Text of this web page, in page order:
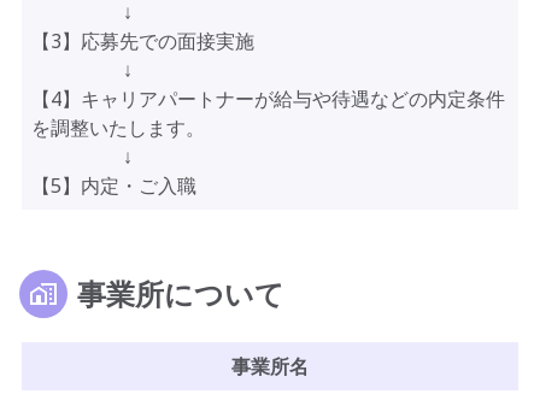
↓
【3】応募先での面接実施
↓
【4】キャリアパートナーが給与や待遇などの内定条件
を調整いたします。
↓
【5】内定・ご入職
事業所について
事業所名